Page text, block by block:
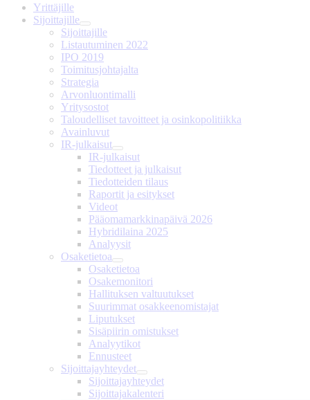
Yrittäjille
Sijoittajille
Sijoittajille
Listautuminen 2022
IPO 2019
Toimitusjohtajalta
Strategia
Arvonluontimalli
Yritysostot
Taloudelliset tavoitteet ja osinkopolitiikka
Avainluvut
IR-julkaisut
IR-julkaisut
Tiedotteet ja julkaisut
Tiedotteiden tilaus
Raportit ja esitykset
Videot
Pääomamarkkinapäivä 2026
Hybridilaina 2025
Analyysit
Osaketietoa
Osaketietoa
Osakemonitori
Hallituksen valtuutukset
Suurimmat osakkeenomistajat
Liputukset
Sisäpiirin omistukset
Analyytikot
Ennusteet
Sijoittajayhteydet
Sijoittajayhteydet
Sijoittajakalenteri